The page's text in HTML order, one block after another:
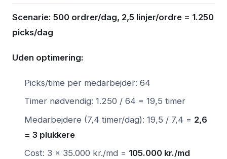
Scenarie: 500 ordrer/dag, 2,5 linjer/ordre = 1.250
picks/dag
Uden optimering:
Picks/time per medarbejder: 64
Timer nødvendig: 1.250 / 64 = 19,5 timer
Medarbejdere (7,4 timer/dag): 19,5 / 7,4 = 2,6
= 3 plukkere
Cost: 3 × 35.000 kr./md = 105.000 kr./md